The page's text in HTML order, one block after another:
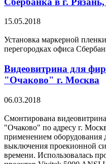
15.05.2018
Установка маркерной
перегородках офиса
Видеовитрина для
"Очаково" г. Москва
06.03.2018
Смонтирована
"Очаково" по адресу г.
применением оборудования
выключения проекионной
времени. Использовалась